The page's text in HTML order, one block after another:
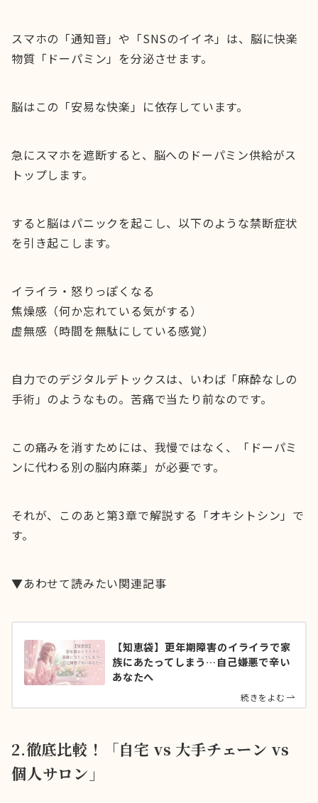
スマホの「通知音」や「SNSのイイネ」は、脳に快楽
物質「ドーパミン」を分泌させます。
脳はこの「安易な快楽」に依存しています。
急にスマホを遮断すると、脳へのドーパミン供給がス
トップします。
すると脳はパニックを起こし、以下のような禁断症状
を引き起こします。
イライラ・怒りっぽくなる
焦燥感（何か忘れている気がする）
虚無感（時間を無駄にしている感覚）
自力でのデジタルデトックスは、いわば「麻酔なしの
手術」のようなもの。苦痛で当たり前なのです。
この痛みを消すためには、我慢ではなく、「ドーパミ
ンに代わる別の脳内麻薬」が必要です。
それが、このあと第3章で解説する「オキシトシン」で
す。
▼あわせて読みたい関連記事
【知恵袋】更年期障害のイライラで家
族にあたってしまう…自己嫌悪で辛い
あなたへ
続きをよむ
2.徹底比較！「自宅 vs 大手チェーン vs
個人サロン」